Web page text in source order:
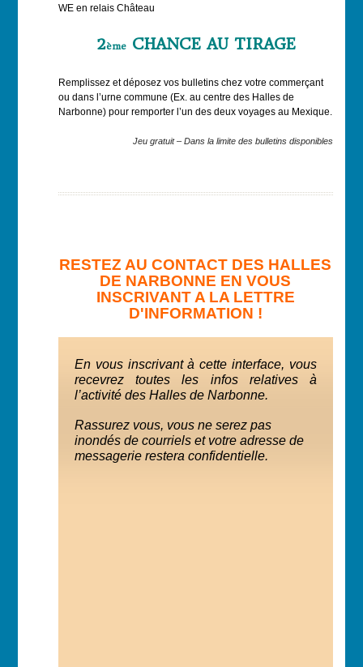
WE en relais Château
2èmeCHANCE AU TIRAGE
Remplissez et déposez vos bulletins chez votre commerçant
ou dans l’urne commune (Ex. au centre des Halles de
Narbonne) pour remporter l’un des deux voyages au Mexique.
Jeu gratuit – Dans la limite des bulletins disponibles
RESTEZ AU CONTACT DES HALLES
DE NARBONNE EN VOUS
INSCRIVANT A LA LETTRE
D'INFORMATION !
En vous inscrivant à cette interface, vous
recevrez toutes les infos relatives à
l’activité des Halles de Narbonne.
Rassurez vous, vous ne serez pas
inondés de courriels et votre adresse de
messagerie restera confidentielle.